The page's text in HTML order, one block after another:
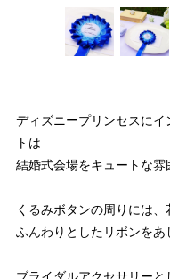
ディズニープリンセスに
トは
結婚式会場をキュートな雰
くるみボタンの周りには
ふんわりとしたリボンをあ